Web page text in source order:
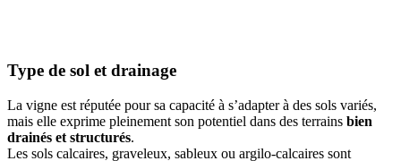
Type de sol et drainage
La vigne est réputée pour sa capacité à s’adapter à des sols variés,
mais elle exprime pleinement son potentiel dans des terrains bien
drainés et structurés.
Les sols calcaires, graveleux, sableux ou argilo-calcaires sont